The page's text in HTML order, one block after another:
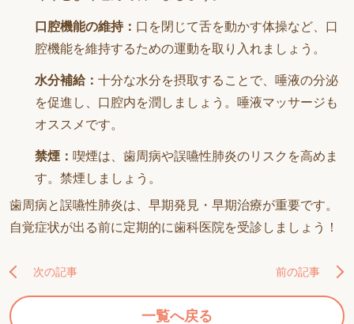
口腔機能の維持： 口を閉じて舌を動かす体操など、口
腔機能を維持するための運動を取り入れましょう。
水分補給： 十分な水分を摂取することで、唾液の分泌
を促進し、口腔内を潤しましょう。唾液マッサージも
オススメです。
禁煙： 喫煙は、歯周病や誤嚥性肺炎のリスクを高めま
す。禁煙しましょう。
歯周病と誤嚥性肺炎は、早期発見・早期治療が重要です。
自覚症状が出る前に定期的に歯科医院を受診しましょう！
次の記事
一覧へ戻る
前の記事